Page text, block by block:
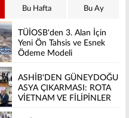
Bu Hafta Bu Ay
TÜİOSB'den 3. Alan İçin
Yeni Ön Tahsis ve Esnek
Ödeme Modeli
ASHİB'DEN GÜNEYDOĞU
ASYA ÇIKARMASI: ROTA
VİETNAM VE FİLİPİNLER